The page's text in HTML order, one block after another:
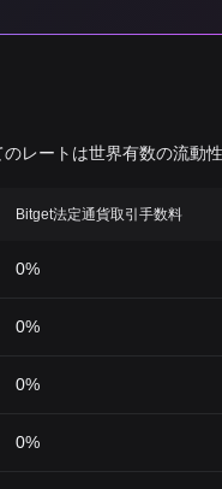
レートは世界有数の流動
Bitget法定通貨取引手数料
0%
0%
0%
0%